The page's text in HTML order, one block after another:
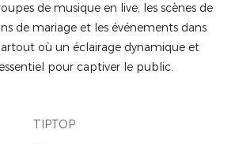
de musique en live, les scènes de
de mariage et les événements dans
où un éclairage dynamique et
pour captiver le public.
TIPTOP